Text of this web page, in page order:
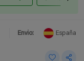
Envio: España